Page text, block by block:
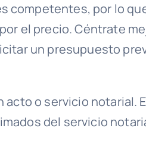
competentes, por lo
el precio. Céntrate
un presupuesto
acto o servicio notarial.
del servicio